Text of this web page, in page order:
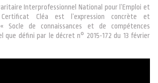
Interprofessionnel National pour l’Emploi et
Cléa est l’expression concrète et
Socle de connaissances et de compétences
que défini par le décret n° 2015-172 du 13 février